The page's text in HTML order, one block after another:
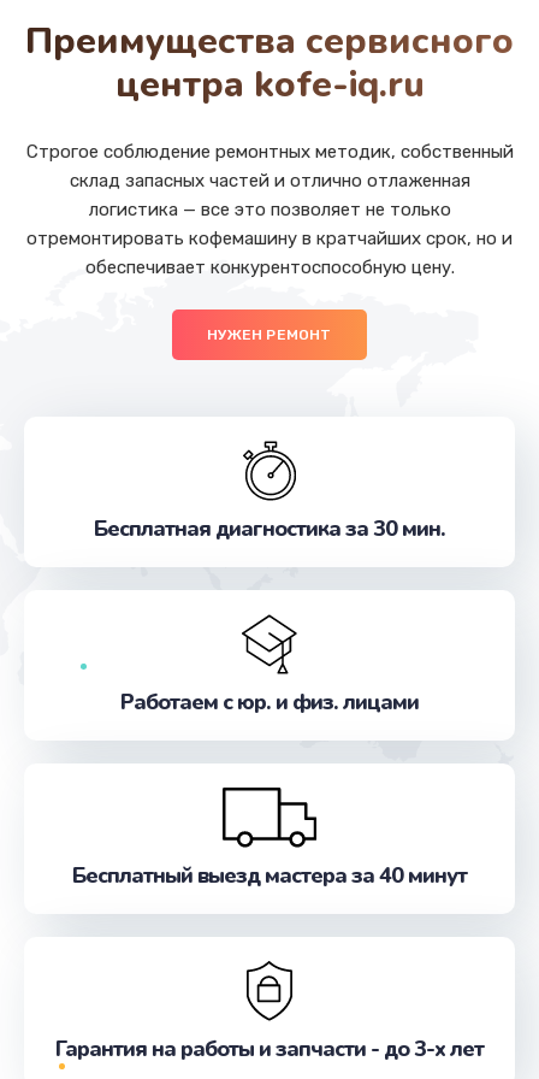
Заказать
от 550 руб.
Заказать
Замена разъема наушников
от 550 руб.
Заказать
Заказать
Ремонт кнопки громкости
Заказать
Замена микросхемы GPS
Ремонт антенны
от 880 руб.
Ремонт задней крышки
Заказать
Ремонт камеры
Преимущества сервисного
центра kofe-iq.ru
Строгое соблюдение ремонтных методик, собственный
склад запасных частей и отлично отлаженная
логистика — все это позволяет не только
отремонтировать кофемашину в кратчайших срок, но и
обеспечивает конкурентоспособную цену.
НУЖЕН РЕМОНТ
Бесплатная диагностика за 30 мин.
Работаем с юр. и физ. лицами
Бесплатный выезд мастера за 40 минут
Гарантия на работы и запчасти - до 3-х лет